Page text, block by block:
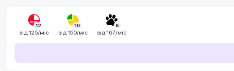
12
від 125/міс
10
від 150/міс
9
від 167/міс